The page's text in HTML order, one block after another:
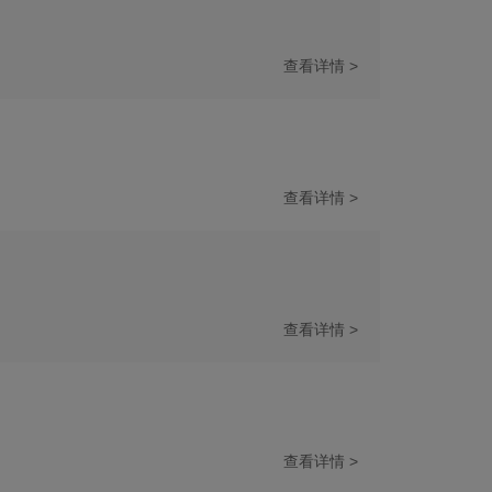
查看详情 >
查看详情 >
查看详情 >
查看详情 >